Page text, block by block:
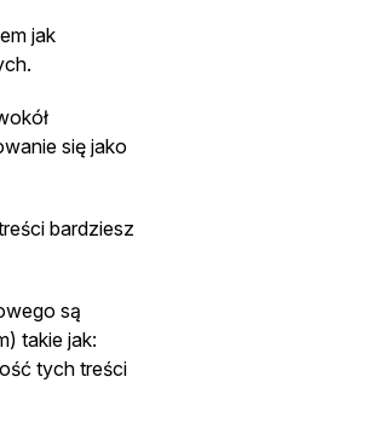
jak
się jako
bardziesz
są
takie jak:
tych treści